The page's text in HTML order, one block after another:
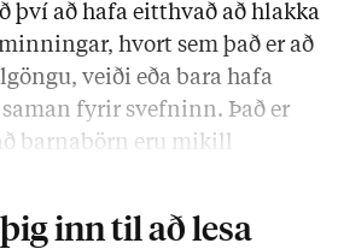
því að hafa eitthvað að hlakka
hvort sem það er að
veiði eða bara hafa
saman fyrir svefninn. Það er
barnabörn eru mikill
inn til að lesa